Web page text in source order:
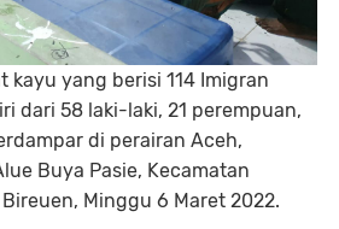
kayu yang berisi 114 Imigran
dari 58 laki-laki, 21 perempuan,
di perairan Aceh,
Buya Pasie, Kecamatan
Minggu 6 Maret 2022.